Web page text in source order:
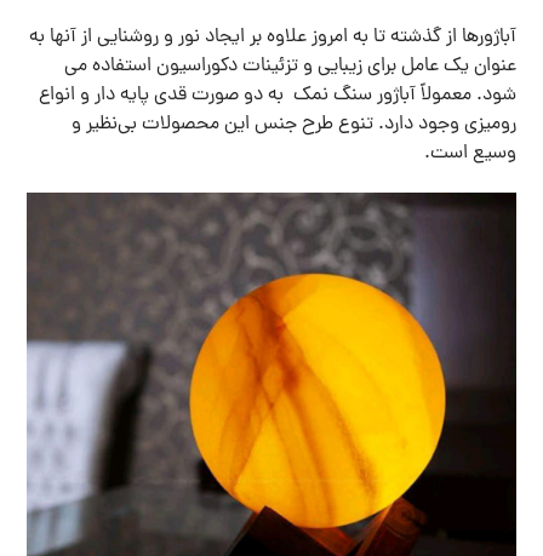
آباژورها از گذشته تا به امروز علاوه بر ایجاد نور و روشنایی از آنها به
عنوان یک عامل برای زیبایی و تزئینات دکوراسیون استفاده می
شود. معمولاً آباژور سنگ نمک به دو صورت قدی پایه دار و انواع
رومیزی وجود دارد. تنوع طرح جنس این محصولات بی‌نظیر و
وسیع است.